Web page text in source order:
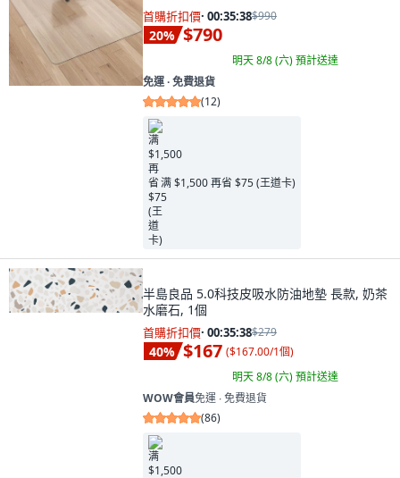
首購折扣價· 00:35:37$990
20% $790
明天 8/8 (六)預計送達
免運 ∙ 免費退貨
(12)
满 $1,500 再省 $75 (王道卡)
半島良品 5.0科技皮吸水防油地墊 長款, 奶茶
水磨石, 1個
首購折扣價· 00:35:37$279
40% $167 ($167.00/1個)
明天 8/8 (六)預計送達
WOW會員免運 ∙ 免費退貨
(86)